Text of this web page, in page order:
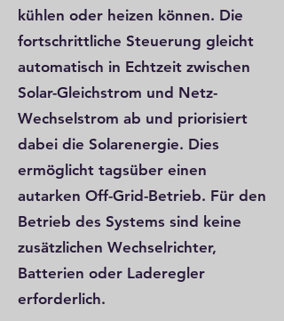
kühlen oder heizen können. Die
fortschrittliche Steuerung gleicht
automatisch in Echtzeit zwischen
Solar-Gleichstrom und Netz-
Wechselstrom ab und priorisiert
dabei die Solarenergie. Dies
ermöglicht tagsüber einen
autarken Off-Grid-Betrieb. Für den
Betrieb des Systems sind keine
zusätzlichen Wechselrichter,
Batterien oder Laderegler
erforderlich.